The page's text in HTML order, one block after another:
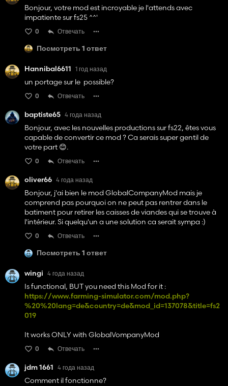
Bonjour, votre mod est incroyable je l'attends avec
impatiente sur fs25 ^^'
0 Отвечать
Посмотреть 1 ответ
Hannibal6611 1 год назад
un portage sur le possible?
0 Отвечать
baptiste65 4 года назад
Bonjour, avec les nouvelles productions sur fs22, êtes vous
capable de convertir ce mod ? Ca serais super gentil de
votre part 😊.
0 Отвечать
oliver66 4 года назад
Bonjour, j'ai bien le mod GlobalCompanyMod mais je
comprend pas pourquoi on ne peut pas rentrer dans le
batiment pour retirer les caisses de viandes qui se trouve à
l'intérieur. Si quelqu'un a une solution ca serait sympa :)
0 Отвечать
Посмотреть 1 ответ
wingi 4 года назад
Is functional, BUT you need this Mod for it :
https://www.farming-simulator.com/mod.php?
%20%20lang=de&country=de&mod_id=137078&title=fs2
019
It works ONLY with GlobalVompanyMod
0 Отвечать
jdm 1661 4 года назад
Comment il fonctionne?